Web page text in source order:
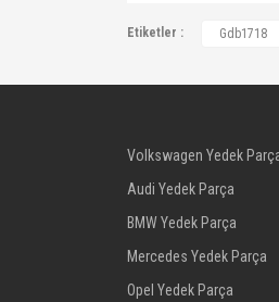
Etiketler : Gdb1718
Volkswagen Yedek
Audi Yedek Parça
BMW Yedek Parça
Mercedes Yedek Parça
Opel Yedek Parça